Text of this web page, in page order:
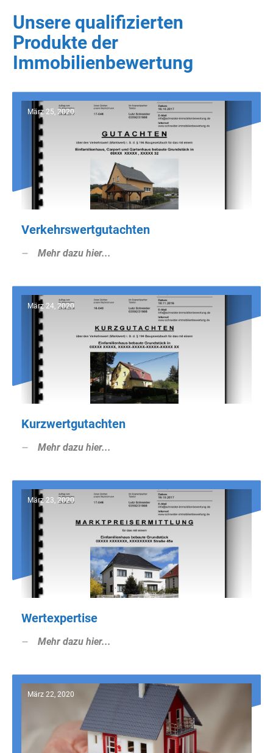
Unsere qualifizierten
Produkte der
Immobilienbewertung
März 25, 2020
Verkehrswertgutachten
Mehr dazu hier...
März 24, 2020
Kurzwertgutachten
Mehr dazu hier...
März 23, 2020
Wertexpertise
Mehr dazu hier...
März 22, 2020